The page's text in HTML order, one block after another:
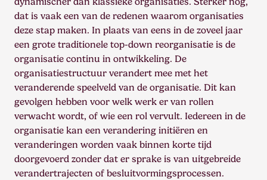
dat is vaak een van de redenen waarom organisaties
deze stap maken. In plaats van eens in de zoveel jaar
een grote traditionele top-down reorganisatie is de
organisatie continu in ontwikkeling. De
organisatiestructuur verandert mee met het
veranderende speelveld van de organisatie. Dit kan
gevolgen hebben voor welk werk er van rollen
verwacht wordt, of wie een rol vervult. Iedereen in de
organisatie kan een verandering initiëren en
veranderingen worden vaak binnen korte tijd
doorgevoerd zonder dat er sprake is van uitgebreide
verandertrajecten of besluitvormingsprocessen.